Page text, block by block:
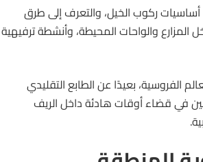
ركوب الخيل، والتعرف إلى طرق
المزارع والواحات المحيطة، وأنشطة ترفيهية
الفروسية، بعيدًا عن الطابع التقليدي
في قضاء أوقات هادئة داخل الريف